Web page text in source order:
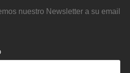
nuestro Newsletter a su email